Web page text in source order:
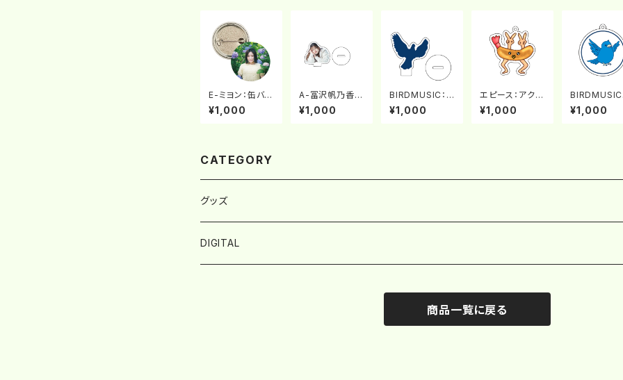
E-ミヨン：缶バッ
チ
¥1,000
A-冨沢帆乃香：
アクリルスタンド
¥1,000
BIRDMUSIC：ア
クリルスタンド
¥1,000
エピース：アクリ
ルキーホルダー
¥1,000
BIRDMUSIC
ャラクター：ア
リルキーホルダ
¥1,000
CATEGORY
グッズ
アクリルキーホルダー
DIGITAL
商品一覧に戻る